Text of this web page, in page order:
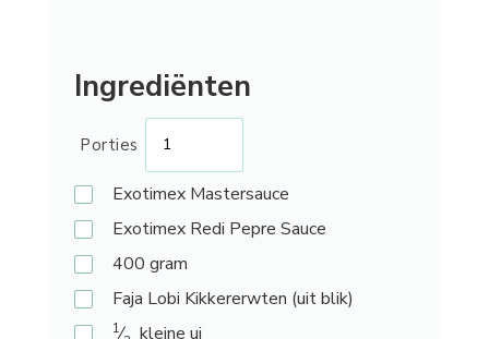
Ingrediënten
Porties
Exotimex Mastersauce
Exotimex Redi Pepre Sauce
400 gram
Faja Lobi Kikkererwten (uit blik)
1⁄
kleine ui